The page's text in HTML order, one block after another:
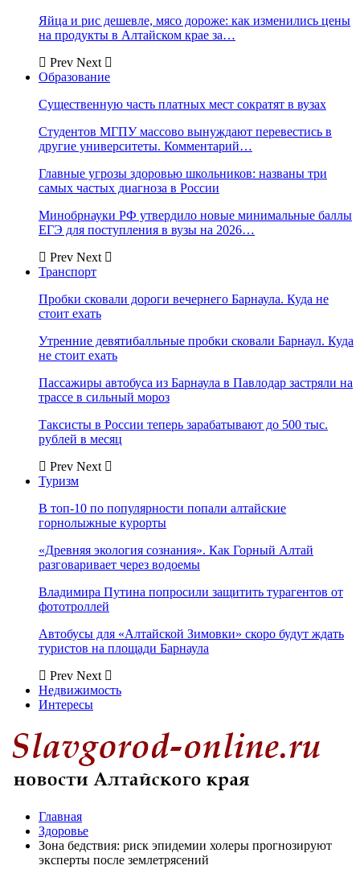
Яйца и рис дешевле, мясо дороже: как изменились цены
на продукты в Алтайском крае за…
Prev Next
Образование
Существенную часть платных мест сократят в вузах
Студентов МГПУ массово вынуждают перевестись в
другие университеты. Комментарий…
Главные угрозы здоровью школьников: названы три
самых частых диагноза в России
Минобрнауки РФ утвердило новые минимальные баллы
ЕГЭ для поступления в вузы на 2026…
Prev Next
Транспорт
Пробки сковали дороги вечернего Барнаула. Куда не
стоит ехать
Утренние девятибалльные пробки сковали Барнаул. Куда
не стоит ехать
Пассажиры автобуса из Барнаула в Павлодар застряли на
трассе в сильный мороз
Таксисты в России теперь зарабатывают до 500 тыс.
рублей в месяц
Prev Next
Туризм
В топ-10 по популярности попали алтайские
горнолыжные курорты
«Древняя экология сознания». Как Горный Алтай
разговаривает через водоемы
Владимира Путина попросили защитить турагентов от
фототроллей
Автобусы для «Алтайской Зимовки» скоро будут ждать
туристов на площади Барнаула
Prev Next
Недвижимость
Интересы
Главная
Здоровье
Зона бедствия: риск эпидемии холеры прогнозируют
эксперты после землетрясений